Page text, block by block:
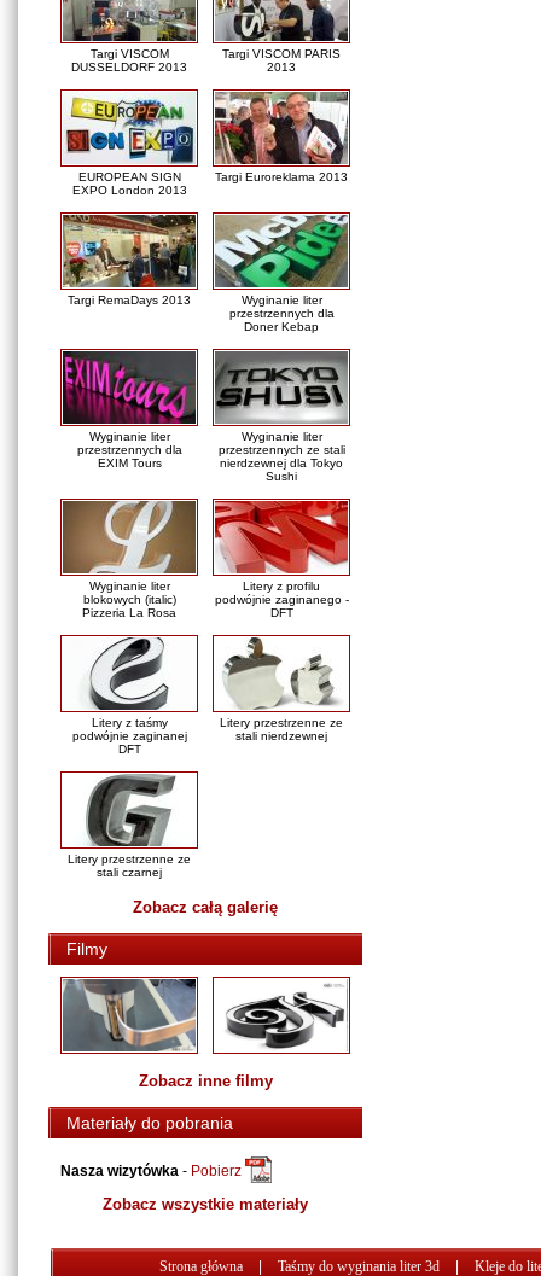
Targi VISCOM
DUSSELDORF 2013
Targi VISCOM PARIS
2013
EUROPEAN SIGN
EXPO London 2013
Targi Euroreklama 2013
Targi RemaDays 2013
Wyginanie liter
przestrzennych dla
Doner Kebap
Wyginanie liter
przestrzennych dla
EXIM Tours
Wyginanie liter
przestrzennych ze stali
nierdzewnej dla Tokyo
Sushi
Wyginanie liter
blokowych (italic)
Pizzeria La Rosa
Litery z profilu
podwójnie zaginanego -
DFT
Litery z taśmy
podwójnie zaginanej
DFT
Litery przestrzenne ze
stali nierdzewnej
Litery przestrzenne ze
stali czarnej
Zobacz całą galerię
Filmy
Zobacz inne filmy
Materiały do pobrania
Nasza wizytówka - Pobierz
Zobacz wszystkie materiały
Strona główna Taśmy do wyginania liter 3d Kleje do